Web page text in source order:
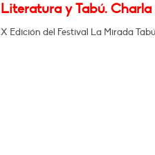
Literatura y Tabú.
X Edición del Festival La Mirada Tabú